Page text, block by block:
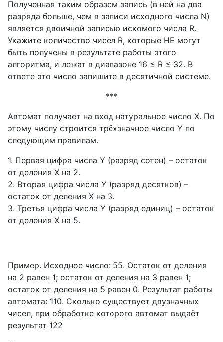
Полученная таким образом запись (в ней на два
разряда больше, чем в записи исходного числа N)
является двоичной записью искомого числа R.
Укажите количество чисел R, которые НЕ могут
быть получены в результате работы этого
алгоритма, и лежат в диапазоне 16 ≤ R ≤ 32. В
ответе это число запишите в десятичной системе.
***
Автомат получает на вход натуральное число X. По
этому числу строится трёхзначное число Y по
следующим правилам.
1. Первая цифра числа Y (разряд сотен) – остаток
от деления X на 2.
2. Вторая цифра числа Y (разряд десятков) –
остаток от деления X на 3.
3. Третья цифра числа Y (разряд единиц) – остаток
от деления X на 5.
Пример. Исходное число: 55. Остаток от деления
на 2 равен 1; остаток от деления на 3 равен 1;
остаток от деления на 5 равен 0. Результат работы
автомата: 110. Сколько существует двузначных
чисел, при обработке которого автомат выдаёт
результат 122